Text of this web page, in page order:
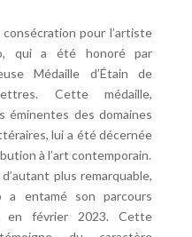
pour l’artiste
qui a été honoré par
Médaille d’Étain de
Cette médaille,
éminentes des domaines
lui a été décernée
à l’art contemporain.
plus remarquable,
a entamé son parcours
en février 2023. Cette